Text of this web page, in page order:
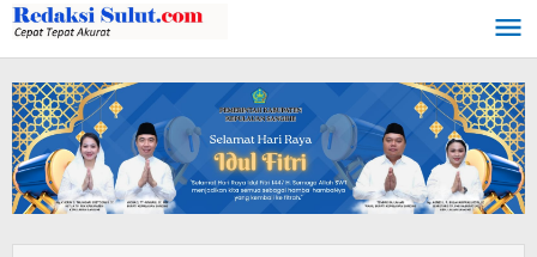
Lewati
ke
konten